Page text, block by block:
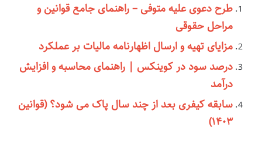
طرح دعوی علیه متوفی – راهنمای جامع قوانین و
مراحل حقوقی
مزایای تهیه و ارسال اظهارنامه مالیات بر عملکرد
درصد سود در کوینکس | راهنمای محاسبه و افزایش
درآمد
سابقه کیفری بعد از چند سال پاک می شود؟ (قوانین
۱۴۰۳)